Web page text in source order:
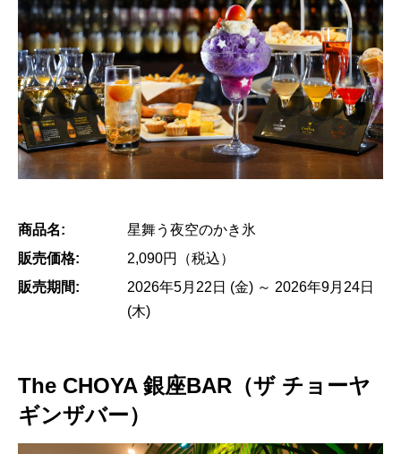
商品名:
星舞う夜空のかき氷
販売価格:
2,090円（税込）
販売期間:
2026年5月22日 (金) ～ 2026年9月24日
(木)
The CHOYA 銀座BAR（ザ チョーヤ
ギンザバー）